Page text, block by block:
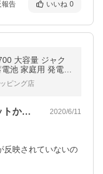
報告 いいね 0
大容量 ジャク
池 家庭用 発電機
ズ ポータブルバ
ピング店
非常用に便利です。シガーソケットからも… 2020/6/11
反映されていないの